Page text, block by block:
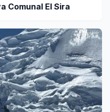
Comunal El Sira